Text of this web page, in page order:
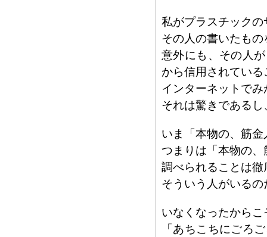
私がプラスチック
その人の書いたも
意外にも、その人
から信用されている
インターネットで
それは驚きである
いま「本物の、筋
つまりは「本物の
調べられることは
そういう人がいるの
いなくなったからこ
「あちこちにごろ